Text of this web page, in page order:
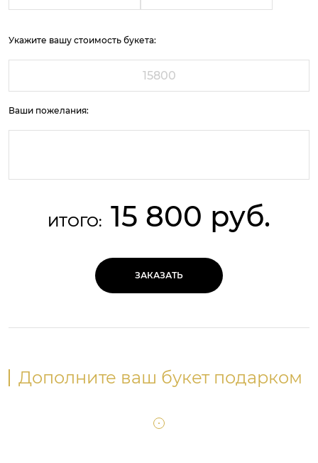
Укажите вашу стоимость букета:
Ваши пожелания:
ИТОГО: 15 800 руб.
ЗАКАЗАТЬ
Дополните ваш букет подарком